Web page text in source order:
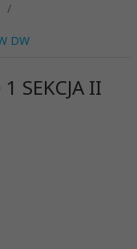
DW
SEKCJA II